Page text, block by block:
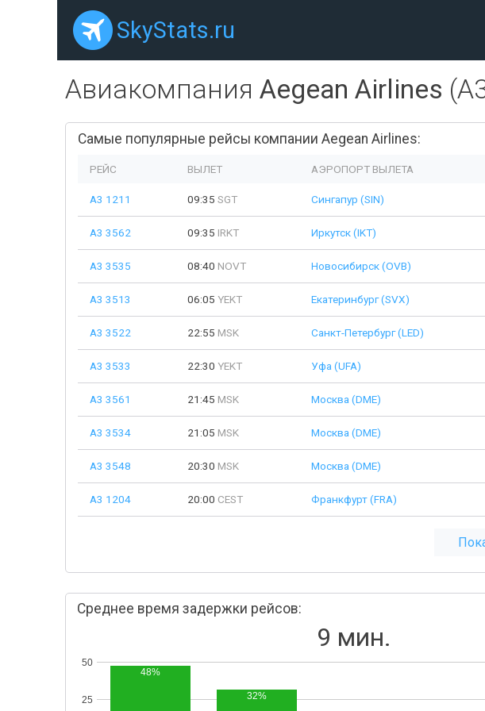
SkyStats.ru
Авиакомпания Aegean Airlines
Самые популярные рейсы компании Aegean Airlines:
РЕЙС ВЫЛЕТ АЭРОПОРТ ВЫЛЕТА
A3 1211 09:35 SGT Сингапур (SIN)
A3 3562 09:35 IRKT Иркутск (IKT)
A3 3535 08:40 NOVT Новосибирск (OVB)
A3 3513 06:05 YEKT Екатеринбург (SVX)
A3 3522 22:55 MSK Санкт-Петербург (LED)
A3 3533 22:30 YEKT Уфа (UFA)
A3 3561 21:45 MSK Москва (DME)
A3 3534 21:05 MSK Москва (DME)
A3 3548 20:30 MSK Москва (DME)
A3 1204 20:00 CEST Франкфурт (FRA)
Среднее время задержки рейсов:
9 мин.
25
50
48%
32%